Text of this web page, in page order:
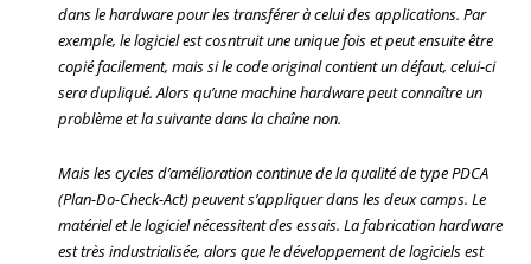
dans le hardware pour les transférer à celui des applications. Par
exemple, le logiciel est cosntruit une unique fois et peut ensuite être
copié facilement, mais si le code original contient un défaut, celui-ci
sera dupliqué. Alors qu’une machine hardware peut connaître un
problème et la suivante dans la chaîne non.
Mais les cycles d’amélioration continue de la qualité de type PDCA
(Plan-Do-Check-Act) peuvent s’appliquer dans les deux camps. Le
matériel et le logiciel nécessitent des essais. La fabrication hardware
est très industrialisée, alors que le développement de logiciels est